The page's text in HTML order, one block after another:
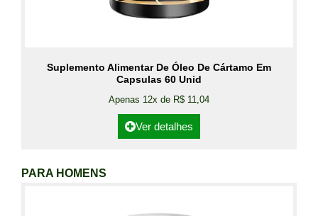
Suplemento Alimentar De Óleo De Cártamo Em
Capsulas 60 Unid
Apenas 12x de R$ 11,04
Ver detalhes
PARA HOMENS